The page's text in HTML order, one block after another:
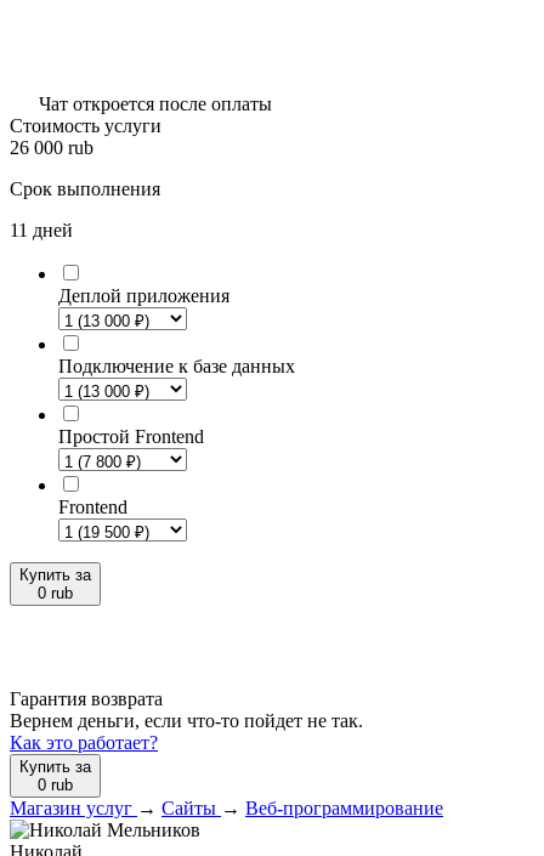
Чат откроется после оплаты
Стоимость услуги
26 000 rub
Срок выполнения
11 дней
Деплой приложения
Подключение к базе данных
Простой Frontend
Frontend
Купить за
0 rub
Гарантия возврата
Вернем деньги, если что-то пойдет не так.
Как это работает?
Купить за
0 rub
Магазин услуг → Сайты → Веб-программирование
Николай